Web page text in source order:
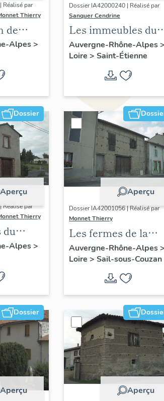
Réalisé par
Thierry
de
et de
Alpes>
Dossier IA42000240 | Réalisé par
Sanquer Cendrine
Les immeubles du
centre de Saint-
Etienne
Auvergne-Rhône-Alpes>
Loire > Saint-Étienne
Dossier
Aperçu
Réalisé par
Thierry
du
et de
Sail-
Alpes>
Aperçu
Dossier IA42001056 | Réalisé par
Monnet Thierry
Les fermes de la
commune de Sail-
sous-Couzan
Auvergne-Rhône-Alpes>
Loire > Sail-sous-Couzan
Dossier
Aperçu Aperçu